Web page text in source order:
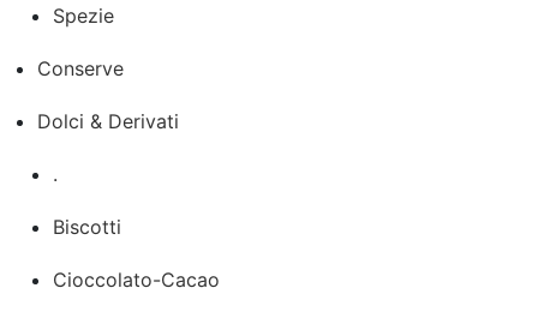
Spezie
Conserve
Dolci & Derivati
.
Biscotti
Cioccolato-Cacao